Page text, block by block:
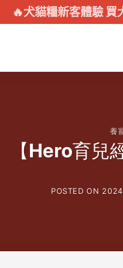
🔥犬貓糧新客體驗
養
【Hero育兒
POSTED ON